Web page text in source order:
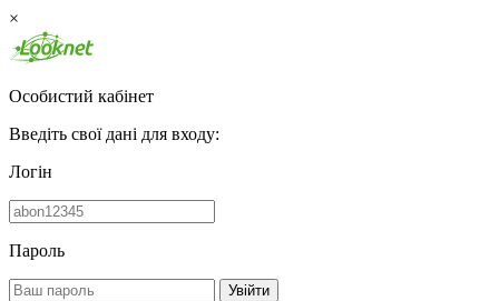
×
Особистий кабінет
Введіть свої дані для входу:
Логін
Пароль
Увійти